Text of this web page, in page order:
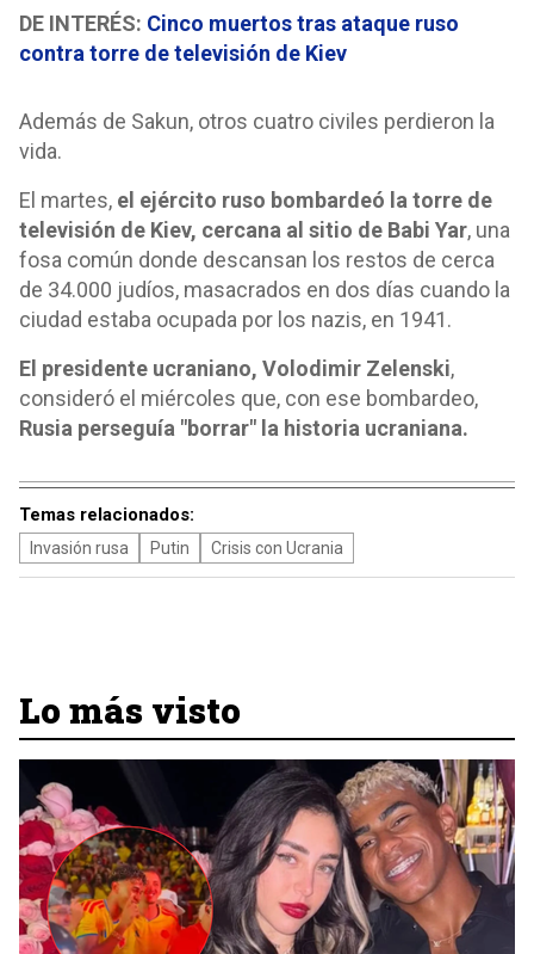
DE INTERÉS: Cinco muertos tras ataque ruso
contra torre de televisión de Kiev
Además de Sakun, otros cuatro civiles perdieron la
vida.
El martes, el ejército ruso bombardeó la torre de
televisión de Kiev, cercana al sitio de Babi Yar, una
fosa común donde descansan los restos de cerca
de 34.000 judíos, masacrados en dos días cuando la
ciudad estaba ocupada por los nazis, en 1941.
El presidente ucraniano, Volodimir Zelenski,
consideró el miércoles que, con ese bombardeo,
Rusia perseguía "borrar" la historia ucraniana.
Temas relacionados:
Invasión rusa Putin Crisis con Ucrania
Lo más visto